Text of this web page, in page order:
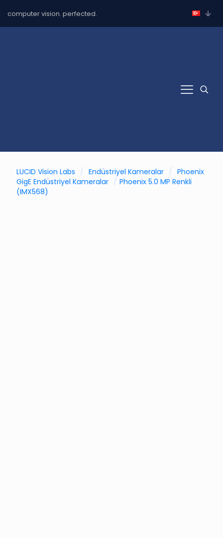
computer vision. perfected.
LUCID Vision Labs / Endüstriyel Kameralar / Phoenix
GigE Endüstriyel Kameralar / Phoenix 5.0 MP Renkli
(IMX568)